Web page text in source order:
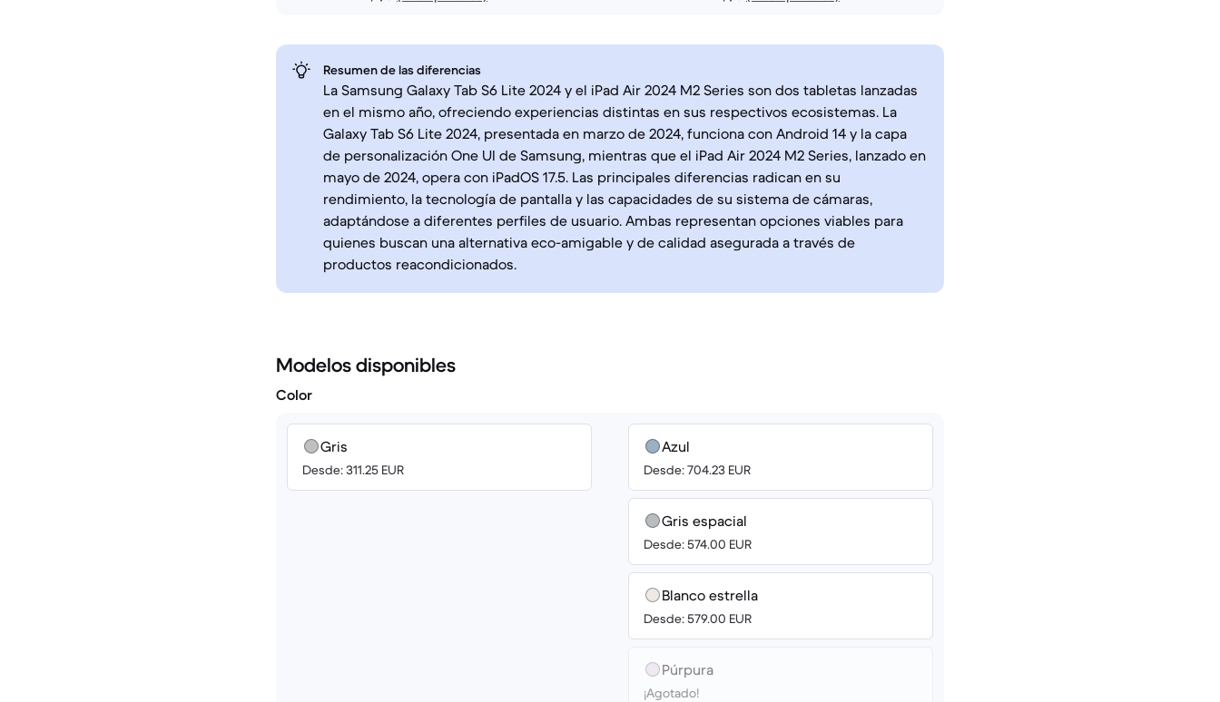
Resumen de las diferencias
La Samsung Galaxy Tab S6 Lite 2024 y el iPad Air 2024 M2 Series son dos tabletas lanzadas
en el mismo año, ofreciendo experiencias distintas en sus respectivos ecosistemas. La
Galaxy Tab S6 Lite 2024, presentada en marzo de 2024, funciona con Android 14 y la capa
de personalización One UI de Samsung, mientras que el iPad Air 2024 M2 Series, lanzado en
mayo de 2024, opera con iPadOS 17.5. Las principales diferencias radican en su
rendimiento, la tecnología de pantalla y las capacidades de su sistema de cámaras,
adaptándose a diferentes perfiles de usuario. Ambas representan opciones viables para
quienes buscan una alternativa eco-amigable y de calidad asegurada a través de
productos reacondicionados.
Modelos disponibles
Color
Gris
Desde: 311.25 EUR
Azul
Desde: 704.23 EUR
Gris espacial
Desde: 574.00 EUR
Blanco estrella
Desde: 579.00 EUR
Púrpura
¡Agotado!